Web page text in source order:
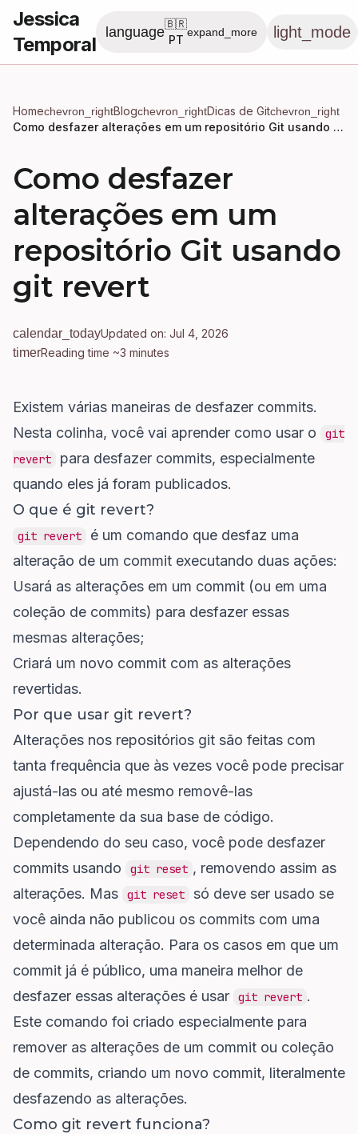
Jessica
Temporal
language
🇧🇷
PT
expand_more light_mode
Homechevron_rightBlogchevron_rightDicas de Gitchevron_right
Como desfazer alterações em um repositório Git usando git revert
Como desfazer
alterações em um
repositório Git usando
git revert
calendar_todayUpdated on: Jul 4, 2026
timerReading time ~3 minutes
Existem várias maneiras de desfazer commits.
Nesta colinha, você vai aprender como usar o
git
revert
para desfazer commits, especialmente
quando eles já foram publicados.
O que é git revert?
git revert
é um comando que desfaz uma
alteração de um commit executando duas ações:
Usará as alterações em um commit (ou em uma
coleção de commits) para desfazer essas
mesmas alterações;
Criará um novo commit com as alterações
revertidas.
Por que usar git revert?
Alterações nos repositórios git são feitas com
tanta frequência que às vezes você pode precisar
ajustá-las ou até mesmo removê-las
completamente da sua base de código.
Dependendo do seu caso, você pode desfazer
commits usando
git reset , removendo assim as
alterações. Mas
git reset
só deve ser usado se
você ainda não publicou os commits com uma
determinada alteração. Para os casos em que um
commit já é público, uma maneira melhor de
desfazer essas alterações é usar
git revert .
Este comando foi criado especialmente para
remover as alterações de um commit ou coleção
de commits, criando um novo commit, literalmente
desfazendo as alterações.
Como git revert funciona?